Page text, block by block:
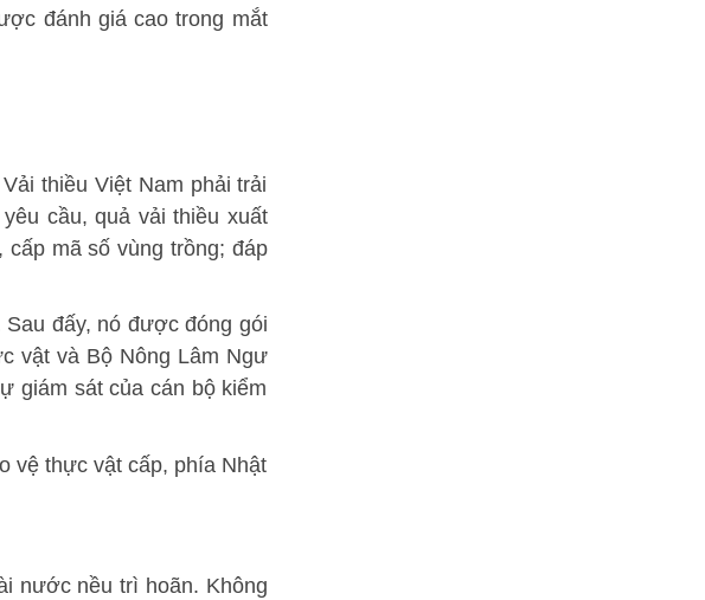
đánh giá cao trong mắt
thiều Việt Nam phải trải
cầu, quả vải thiều xuất
mã số vùng trồng; đáp
đấy, nó được đóng gói
vật và Bộ Nông Lâm Ngư
giám sát của cán bộ kiểm
vệ thực vật cấp, phía Nhật
nước nều trì hoãn. Không